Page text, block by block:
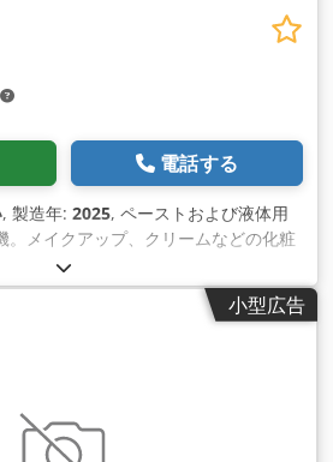
電話する
, 製造年: 2025, ペーストおよび液体用
。メイクアップ、クリームなどの化粧
アシャンプー、ヘアジェル、歯磨 き
般的なケア製品に主に使用されます。
（蓋付き）に適しています。印刷マー
は充填できない機能も標準機能です。
付プリンター、空気圧ピストン ポン
小型広告